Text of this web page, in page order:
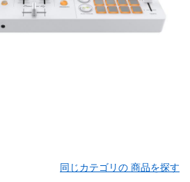
同じカテゴリの 商品を探す